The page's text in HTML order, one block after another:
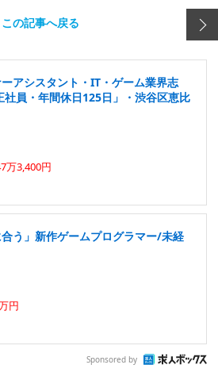
この記事へ戻る
アシスタント・IT・ゲーム業界志
員・年間休日125日」・渋谷区恵比
万3,400円
う」新作ゲームプログラマー/未経
円
Sponsored by